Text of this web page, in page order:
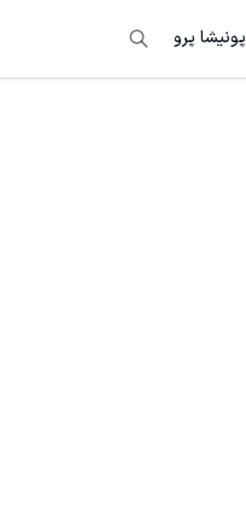
پونیشا پرو